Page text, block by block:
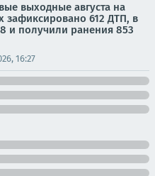
выходные августа на
зафиксировано 612 ДТП, в
и получили ранения 853
16:27